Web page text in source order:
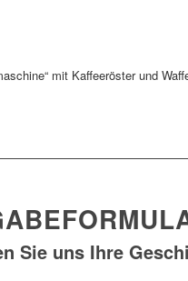
mit Kaffeeröster und
Sie uns Ihre